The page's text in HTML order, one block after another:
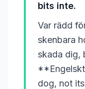
bits inte.
Var rädd
skenbara
skada dig,
dog, not